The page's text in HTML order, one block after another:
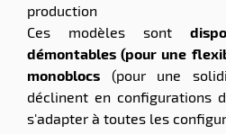
production
Ces modèles sont
démontables (pour une
monoblocs (pour une
déclinent en configurations
s'adapter à toutes les